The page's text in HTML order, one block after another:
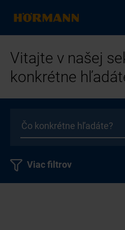
Vitajte v našej
konkrétne
Viac filtrov